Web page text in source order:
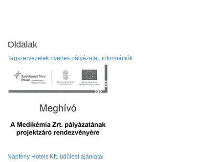
Oldalak
Tagszervezetek nyertes pályázatai, információk
Napfény Hotels Kft. üdülési ajánlatai